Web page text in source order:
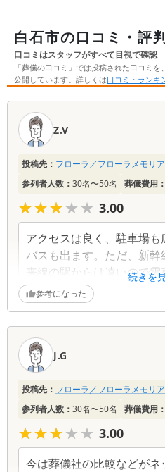
白石市の口コミ・評
口コミはスタッフがすべて目視で確認
「葬儀の口コミ」では投稿された口コミ
公開しています。詳しくは口コミ・ランキ
続きを
Z.V
投稿先： フローラ／フローラメモリ
参列者人数： 30名〜50名 葬儀費用：
★★★★★
★★★★★ 3.00
アクセスは良く、駐車場
バスも出ます。ただ、新
来線の駅からは遠いので
す。参考になった
J.G
投稿先： フローラ／フローラメモリ
参列者人数： 30名〜50名 葬儀費用：
★★★★★
★★★★★ 3.00
今は葬儀社の比較などがネ